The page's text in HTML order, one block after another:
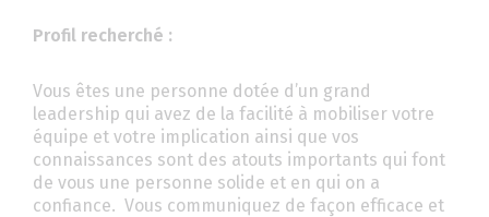
Profil recherché :
Vous êtes une personne dotée d’un grand
leadership qui avez de la facilité à mobiliser votre
équipe et votre implication ainsi que vos
connaissances sont des atouts importants qui font
de vous une personne solide et en qui on a
confiance. Vous communiquez de façon efficace et